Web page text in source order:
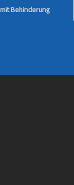
Behinderung